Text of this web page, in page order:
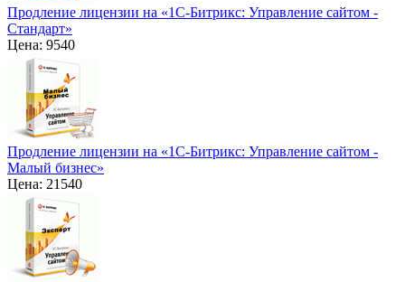
Продление лицензии на «1С-Битрикс: Управление сайтом -
Стандарт»
Цена: 9540
Продление лицензии на «1С-Битрикс: Управление сайтом -
Малый бизнес»
Цена: 21540